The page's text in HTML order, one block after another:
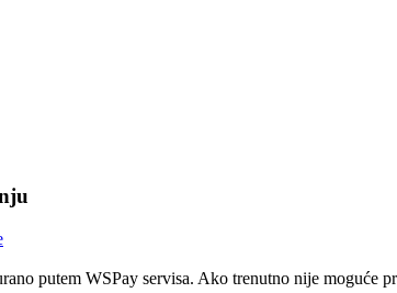
putem WSPay servisa. Ako trenutno nije moguće